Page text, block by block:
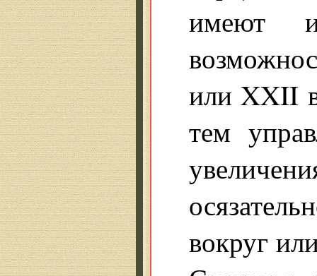
имеют
или XXII
тем
вокруг